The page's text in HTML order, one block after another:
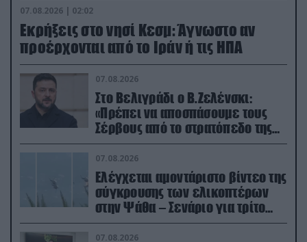
07.08.2026 | 02:02
Εκρήξεις στο νησί Κεσμ: Άγνωστο αν
προέρχονται από το Ιράν ή τις ΗΠΑ
07.08.2026
Στο Βελιγράδι ο Β.Ζελένσκι:
«Πρέπει να αποσπάσουμε τους
Σέρβους από το στρατόπεδο της
Ρωσίας»
07.08.2026
Ελέγχεται αμοντάριστο βίντεο της
σύγκρουσης των ελικοπτέρων
στην Ψάθα – Σενάριο για τρίτο
ελικόπτερο
07.08.2026